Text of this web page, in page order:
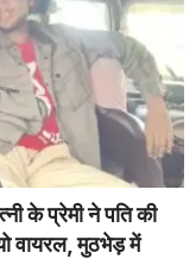
प्रेमी ने पति की
वायरल, मुठभेड़ में